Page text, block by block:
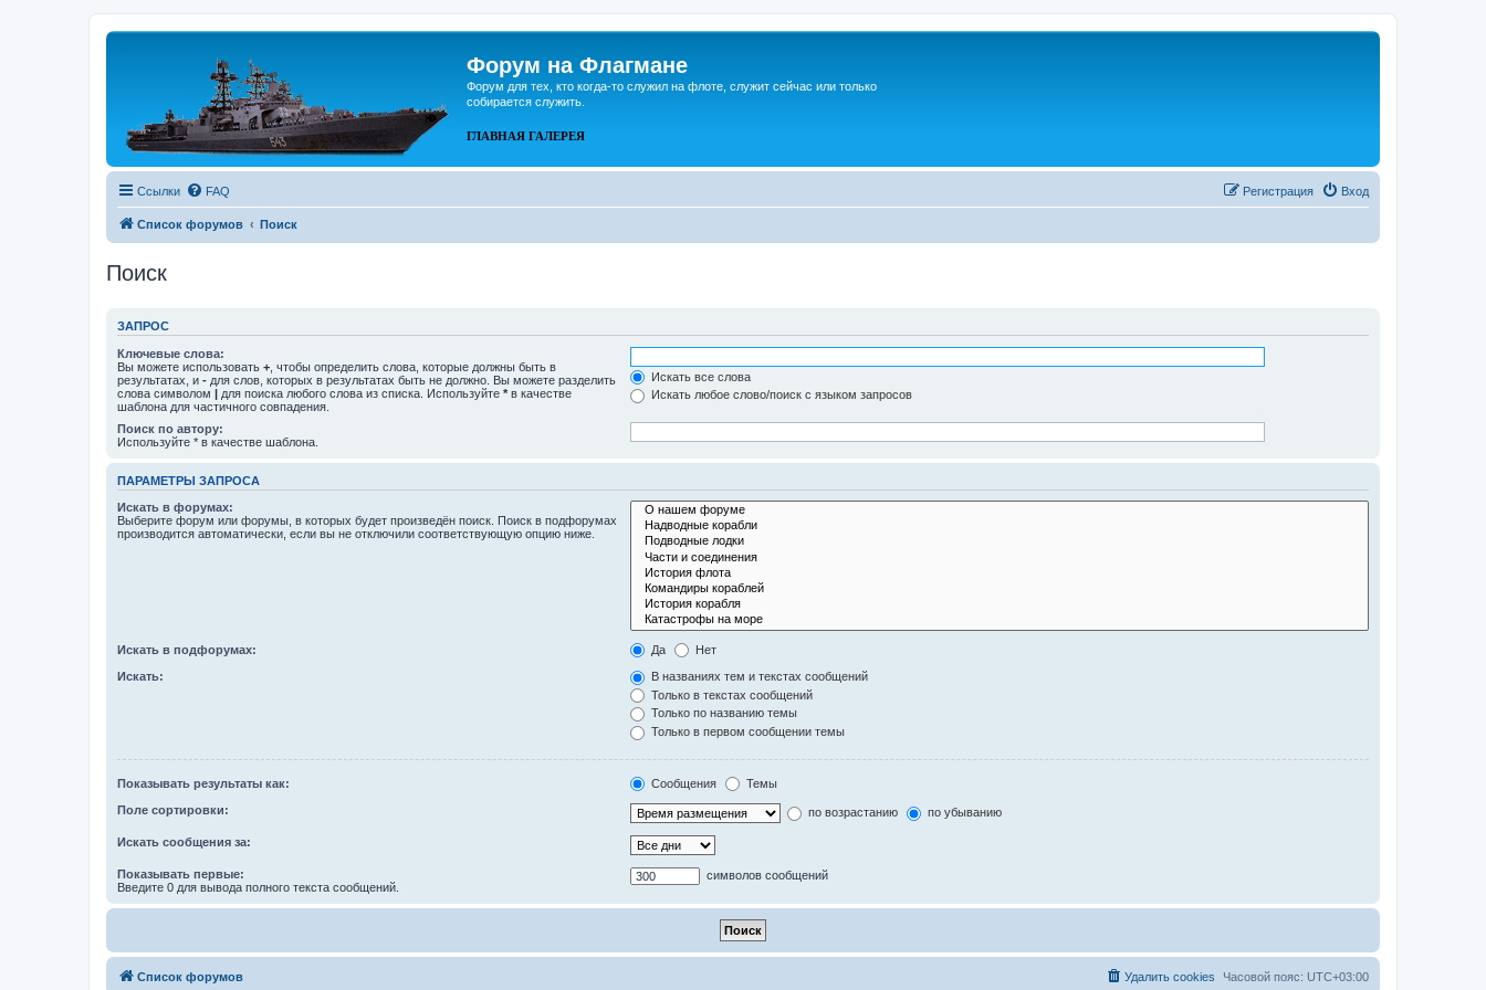
Форум на Флагмане
Форум для тех, кто когда-то служил на флоте, служит сейчас или только
собирается служить.
ГЛАВНАЯ ГАЛЕРЕЯ
Ссылки FAQ Вход
Регистрация
Список форумов Поиск
Поиск
ЗАПРОС
Ключевые слова:
Вы можете использовать + , чтобы определить слова, которые должны быть в
результатах, и - для слов, которых в результатах быть не должно. Вы можете разделить
слова символом | для поиска любого слова из списка. Используйте * в качестве
шаблона для частичного совпадения.
Искать все слова
Искать любое слово/поиск с языком запросов
Поиск по автору:
Используйте * в качестве шаблона.
ПАРАМЕТРЫ ЗАПРОСА
Искать в форумах:
Выберите форум или форумы, в которых будет произведён поиск. Поиск в подфорумах
производится автоматически, если вы не отключили соответствующую опцию ниже.
Искать в подфорумах: Да Нет
Искать:
В названиях тем и текстах сообщений
Только в текстах сообщений
Только по названию темы
Только в первом сообщении темы
Показывать результаты как: Сообщения Темы
Поле сортировки: по возрастанию по убыванию
Искать сообщения за:
Показывать первые:
Введите 0 для вывода полного текста сообщений.
символов сообщений
Список форумов Часовой пояс: UTC+03:00
Удалить cookies